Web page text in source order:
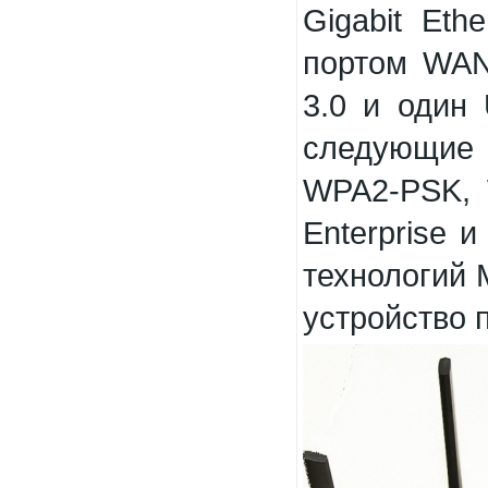
Gigabit
портом
3.0 и один
следующие
WPA2-PSK,
Enterprise
технологий